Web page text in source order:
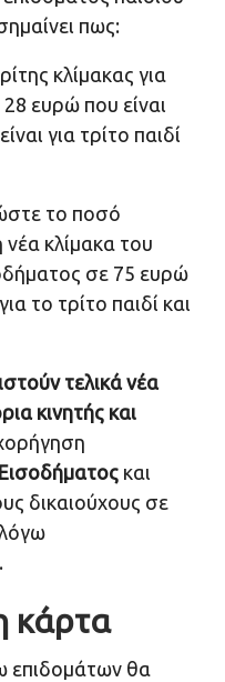
πως:
κλίμακας για
ευρώ που είναι
για τρίτο παιδί
το ποσό
νέα κλίμακα του
σε 75 ευρώ
το τρίτο παιδί και
τελικά νέα
κινητής και
και
δικαιούχους σε
κάρτα
επιδομάτων θα